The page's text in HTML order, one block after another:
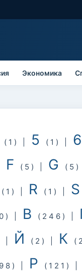
Экономика
(1) 5 (1) 6
F (5) G (5)
(1) R (1) S
В (246)
Й (2) К
Р (121)